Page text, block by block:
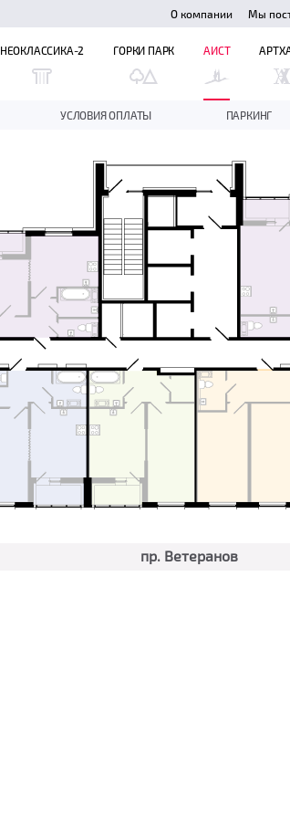
О компании Мы
НЕОКЛАССИКА-2 ГОРКИ ПАРК АИСТ
УСЛОВИЯ ОПЛАТЫ ПАРКИНГ
пр. Ветеранов